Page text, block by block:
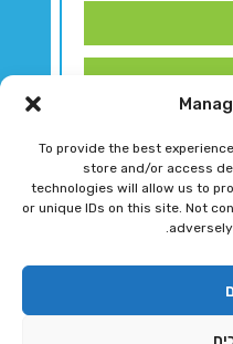
To provide the best
store and/or access
technologies will allow us to
or unique IDs on this site. Not